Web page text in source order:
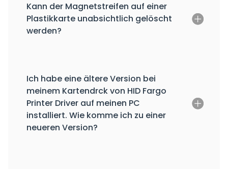
Kann der Magnetstreifen auf einer
Plastikkarte unabsichtlich gelöscht
werden?
Ich habe eine ältere Version bei
meinem Kartendrck von HID Fargo
Printer Driver auf meinen PC
installiert. Wie komme ich zu einer
neueren Version?